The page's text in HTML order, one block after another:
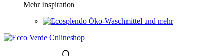
Mehr Inspiration
Öko-Waschmittel und mehr